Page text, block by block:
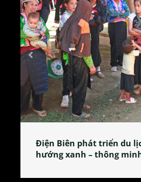
Làng làm bánh tẻ Phú Nhi
tỏa đặc sản xứ Đoài